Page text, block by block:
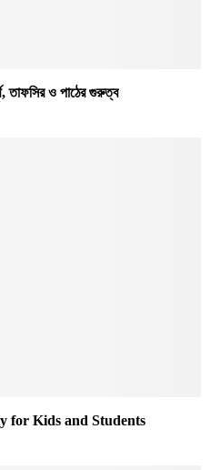
ও পাঠের গুরুত্ব
for Kids and Students